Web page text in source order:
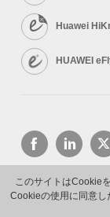
このサイトはCookie
Cookieの使用に同意し
Huawei
HUAWEI
Copyright ©